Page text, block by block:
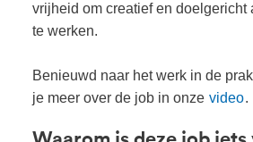
vrijheid om creatief en doelgericht
te werken.
Benieuwd naar het werk in de
je meer over de job in onze video.